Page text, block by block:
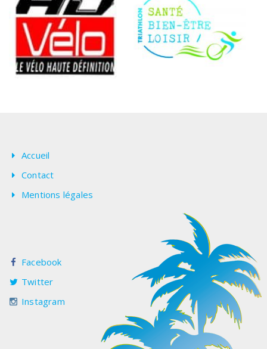
Accueil
Contact
Mentions légales
Facebook
Twitter
Instagram